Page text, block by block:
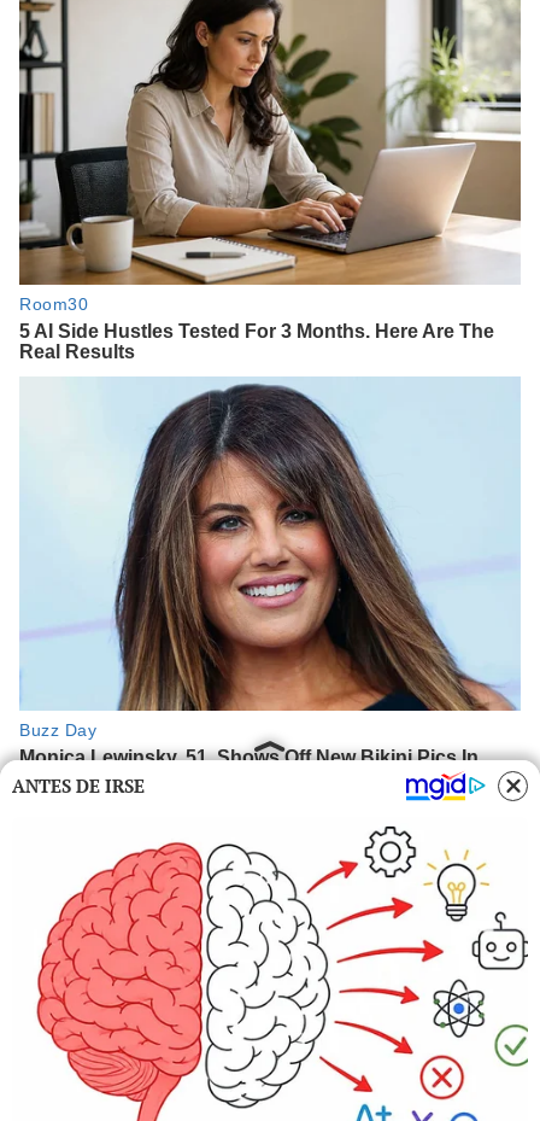
ANTES DE IRSE